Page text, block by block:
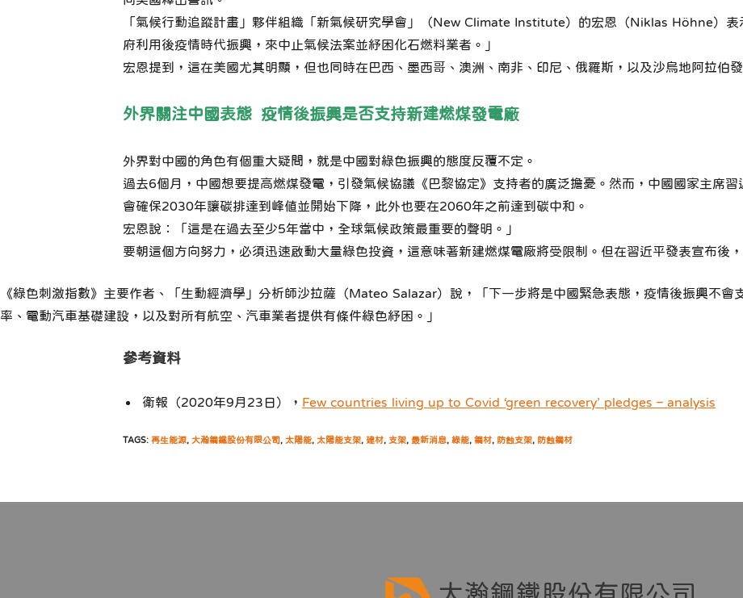
「氣候行動追蹤計畫」夥伴組織「新氣候研究學會」（New Climate Institute）的宏恩（Niklas Höhne）表
府利用後疫情時代振興，來中止氣候法案並紓困化石燃料業者。」
宏恩提到，這在美國尤其明顯，但也同時在巴西、墨西哥、澳洲、南非、印尼、俄羅斯，以及沙烏地阿拉伯發
外界關注中國表態 疫情後振興是否支持新建燃煤發電廠
外界對中國的角色有個重大疑問，就是中國對綠色振興的態度反覆不定。
過去6個月，中國想要提高燃煤發電，引發氣候協議《巴黎協定》支持者的廣泛擔憂。然而，中國國家主席
會確保2030年讓碳排達到峰值並開始下降，此外也要在2060年之前達到碳中和。
宏恩說：「這是在過去至少5年當中，全球氣候政策最重要的聲明。」
要朝這個方向努力，必須迅速啟動大量綠色投資，這意味著新建燃煤電廠將受限制。但在習近平發表宣布後
《綠色刺激指數》主要作者、「生動經濟學」分析師沙拉薩（Mateo Salazar）說，「下一步將是中國緊急表態，疫情後振興不
率、電動汽車基礎建設，以及對所有航空、汽車業者提供有條件綠色紓困。」
參考資料
衛報（2020年9月23日）， Few countries living up to Covid ‘green recovery’ pledges – analysis
TAGS: 再生能源, 大瀚鋼鐵股份有限公司 , 太陽能, 太陽能支架, 建材, 支架, 最新消息, 綠能, 鋼材, 防蝕支架, 防蝕鋼材